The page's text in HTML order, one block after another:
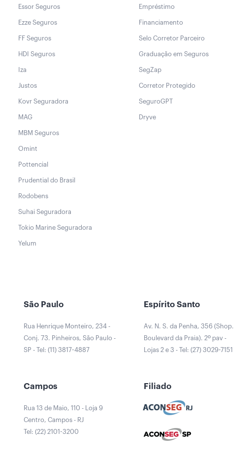
Essor Seguros
Ezze Seguros
FF Seguros
HDI Seguros
Iza
Justos
Kovr Seguradora
MAG
MBM Seguros
Omint
Pottencial
Prudential do Brasil
Rodobens
Suhai Seguradora
Tokio Marine Seguradora
Yelum
Empréstimo
Financiamento
Selo Corretor Parceiro
Graduação em Seguros
SegZap
Corretor Protegido
SeguroGPT
Dryve
São Paulo
Rua Henrique Monteiro, 234 -
Conj. 73. Pinheiros, São Paulo -
SP - Tel: (11) 3817-4887
Espírito Santo
Av. N. S. da Penha, 356 (Shop.
Boulevard da Praia). 2º pav -
Lojas 2 e 3 - Tel: (27) 3029-7151
Campos
Rua 13 de Maio, 110 - Loja 9
Centro, Campos - RJ
Tel: (22) 2101-3200
Filiado